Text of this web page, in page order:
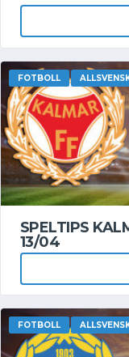
FOTBOLL
SPELTIPS
13/04
FOTBOLL